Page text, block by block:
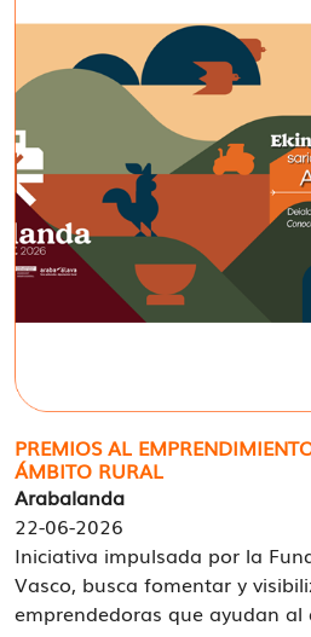
PREMIOS AL
ÁMBITO RURAL
Arabalanda
22-06-2026
Iniciativa impulsada por la
Vasco, busca fomentar y
emprendedoras que ayudan al